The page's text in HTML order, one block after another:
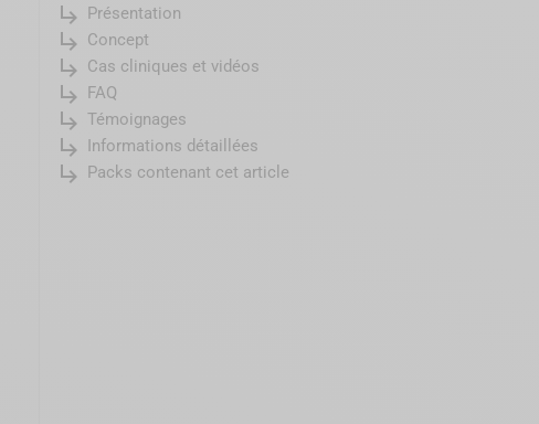
subdirectory_arrow_right Présentation
subdirectory_arrow_right Concept
subdirectory_arrow_right Cas cliniques et vidéos
subdirectory_arrow_right FAQ
subdirectory_arrow_right Témoignages
subdirectory_arrow_right Informations détaillées
subdirectory_arrow_right Packs contenant cet article